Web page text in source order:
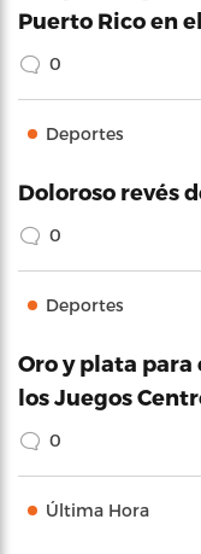
Puerto Rico en
0
Deportes
Doloroso revés
0
Deportes
Oro y plata
los Juegos
0
Última Hora